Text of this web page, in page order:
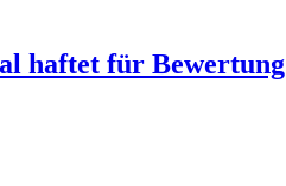
haftet für Bewertung